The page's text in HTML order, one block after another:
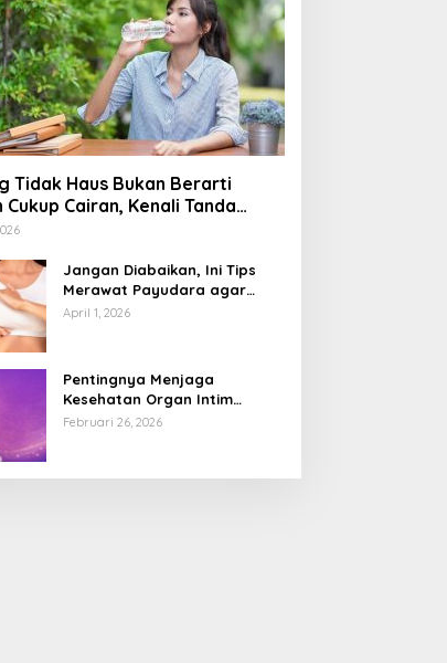
Tidak Haus Bukan Berarti
Cukup Cairan, Kenali Tanda
Ringan
Jangan Diabaikan, Ini Tips
Merawat Payudara agar
Tetap Sehat dan Terhindar
April 1, 2026
Pentingnya Menjaga
Kesehatan Organ Intim
Wanita, Ini 3 Cara Perawatan
Februari 26, 2026